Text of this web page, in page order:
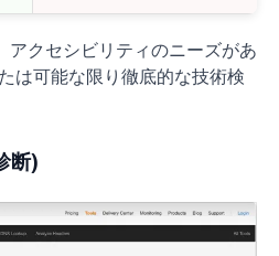
アクセシビリティのニーズがあ
は可能な限り徹底的な技術検
断)